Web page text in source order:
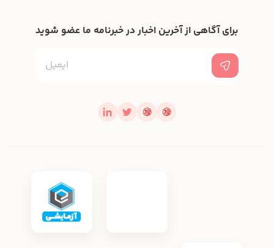
برای آگاهی از آخرین اخبار در خبرنامه ما عضو شوید